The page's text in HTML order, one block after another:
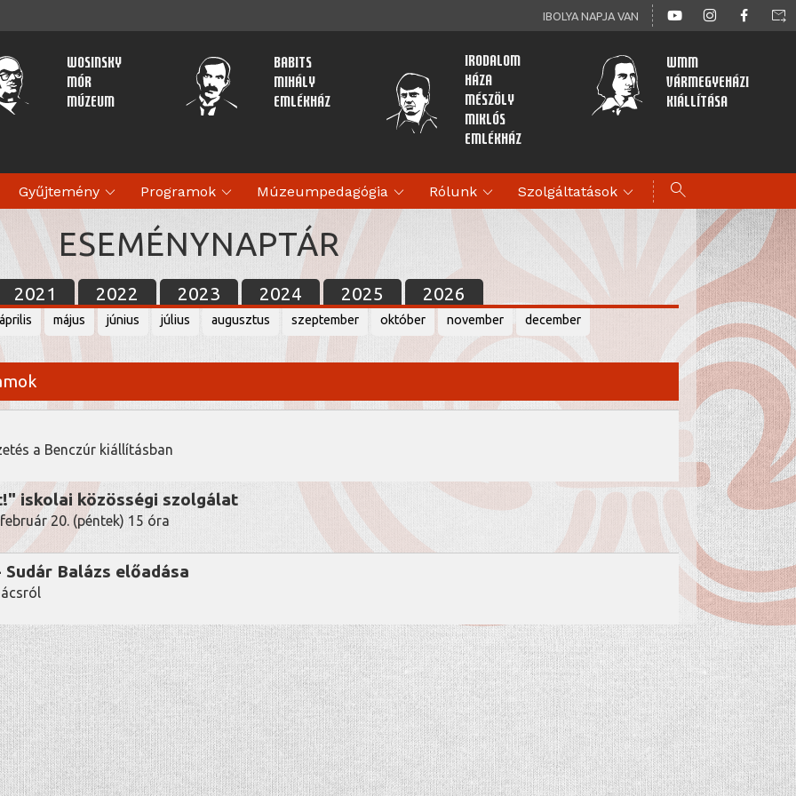
IBOLYA NAPJA VAN forward_to_inbox
Wosinsky
Mór
Múzeum
Babits
Mihály
Emlékház
Irodalom
Háza
Mészöly
Miklós
Emlékház
WMM
Vármegyeházi
kiállítása
Gyűjtemény expand_more Programok expand_more Múzeumpedagógia expand_more Rólunk expand_more Szolgáltatások expand_more search
ESEMÉNYNAPTÁR
2021 2022 2023 2024 2025 2026
április május június július augusztus szeptember október november december
a Benczúr kiállításban
iskolai közösségi szolgálat
20. (péntek) 15 óra
Sudár Balázs előadása
history AKTUÁLIS
2026. AUGUSZTUS
S-KERESZTVASSAL ELLÁTOTT KARD A KÖZÉPKORI
PÁRIBÓL
2026. JÚLIUS
A VÖRÖSKERESZT EGYLET ELISMERŐ OKLEVELE
IFJ. STOCKINGER REZSŐNÉ RÉSZÉRE
TITKARSAG@WOMM.HU
+36 74 316 222
H-7100 SZEKSZÁRD,
SZENT ISTVÁN TÉR 26.